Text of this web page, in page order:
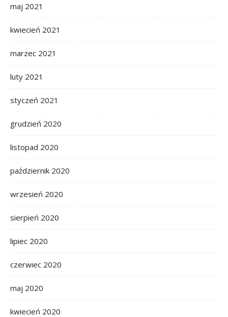
maj 2021
kwiecień 2021
marzec 2021
luty 2021
styczeń 2021
grudzień 2020
listopad 2020
październik 2020
wrzesień 2020
sierpień 2020
lipiec 2020
czerwiec 2020
maj 2020
kwiecień 2020